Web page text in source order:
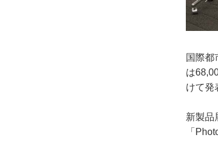
国際都
は
けて発
新製品
「